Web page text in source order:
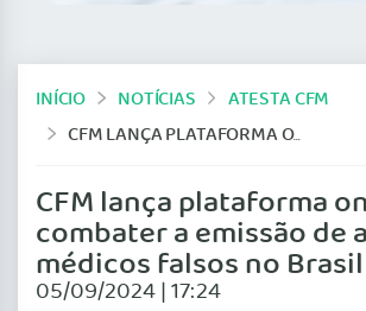
INÍCIO NOTÍCIAS
ATESTA CFM
CFM LANÇA PLATAFORMA ONLINE PARA COMBATER A EMISSÃO DE ATESTADOS MÉDICOS FALSOS NO BRASIL
CFM lança plataforma
combater a emissão de
médicos falsos no Brasil
05/09/2024 | 17:24